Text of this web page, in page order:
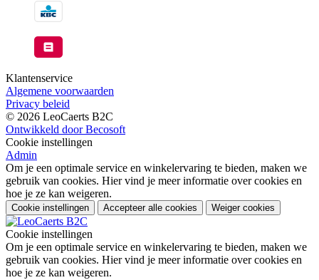
Klantenservice
Algemene voorwaarden
Privacy beleid
© 2026 LeoCaerts B2C
Ontwikkeld door Becosoft
Cookie instellingen
Admin
Om je een optimale service en winkelervaring te bieden, maken we
gebruik van cookies. Hier vind je meer informatie over cookies en
hoe je ze kan weigeren.
Cookie instellingen Accepteer alle cookies Weiger cookies
Cookie instellingen
Om je een optimale service en winkelervaring te bieden, maken we
gebruik van cookies. Hier vind je meer informatie over cookies en
hoe je ze kan weigeren.